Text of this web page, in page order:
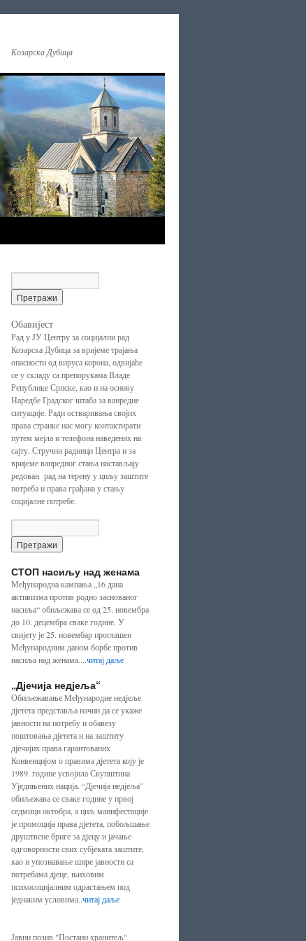
Козарска Дубица
Обавијест
Рад у ЈУ Центру за социјални рад
Козарска Дубица за вријеме трајања
опасности од вируса корона, одвијаће
се у складу са препорукама Владе
Републике Српске, као и на основу
Наредбе Градског штаба за ванредне
ситуације. Ради остваривања својих
права странке нас могу контактирати
путем мејла и телефона наведених на
сајту. Стручни радници Центра и за
вријеме ванредног стања настављају
редован рад на терену у циљу заштите
потреба и права грађана у стању
социјалне потребе.
СТОП насиљу над женама
Међународна кампања „16 дана
активизма против родно заснованог
насиља“ обиљежава се од 25. новембра
до 10. децембра сваке године. У
свијету је 25. новембар проглашен
Међународним даном борбе против
насиља над женама....читај даље
„Дјечија недјеља“
Обиљежавање Mеђународне недјеље
дјетета представља начин да се укаже
јавности на потребу и обавезу
поштовања дјетета и на заштиту
дјечијих права гарантованих
Конвенцијом о правима дјетета коју је
1989. године усвојила Скупштина
Уједињених нација. “Дјечија недјеља”
обиљежава се сваке године у првој
седмици октобра, а циљ манифестације
је промоција права дјетета, побољшање
друштвене бриге за дјецу и јачање
одговорности свих субјеката заштите,
као и упознавање шире јавности са
потребама дјеце, њиховим
психосоцијалним одрастањем под
једнаким условима..читај даље
Јавни позив "Постани хранитељ"